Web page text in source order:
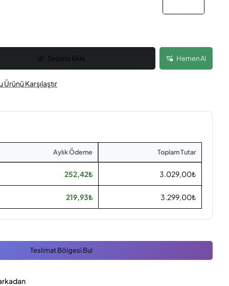
Sepete Ekle Hemen Al
Ürünü Karşılaştır
Aylık Ödeme Toplam Tutar
252,42₺ 3.029,00₺
219,93₺ 3.299,00₺
Teslimat Bölgesi Bul